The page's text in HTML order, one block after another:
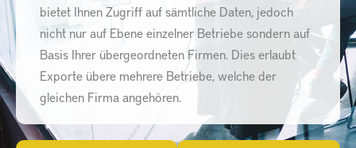
bietet Ihnen Zugriff auf sämtliche Daten, jedoch
nicht nur auf Ebene einzelner Betriebe sondern auf
Basis Ihrer übergeordneten Firmen. Dies erlaubt
Exporte übere mehrere Betriebe, welche der
gleichen Firma angehören.